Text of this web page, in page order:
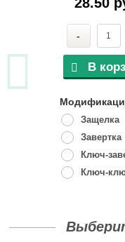
-
В
Защелка
Завертка
Ключ-
Ключ-